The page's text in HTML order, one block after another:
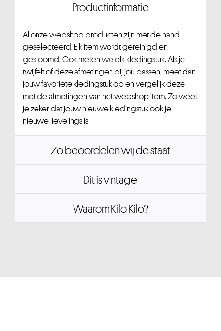
Productinformatie
Al onze webshop producten zijn met de hand
geselecteerd. Elk item wordt gereinigd en
gestoomd. Ook meten we elk kledingstuk. Als je
twijfelt of deze afmetingen bij jou passen, meet dan
jouw favoriete kledingstuk op en vergelijk deze
met de afmetingen van het webshop item. Zo weet
je zeker dat jouw nieuwe kledingstuk ook je
nieuwe lievelings is
Zo beoordelen wij de staat
Dit is vintage
Waarom Kilo Kilo?